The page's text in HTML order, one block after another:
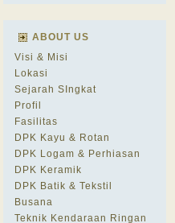
ABOUT US
Visi & Misi
Lokasi
Sejarah SIngkat
Profil
Fasilitas
DPK Kayu & Rotan
DPK Logam & Perhiasan
DPK Keramik
DPK Batik & Tekstil
Busana
Teknik Kendaraan Ringan